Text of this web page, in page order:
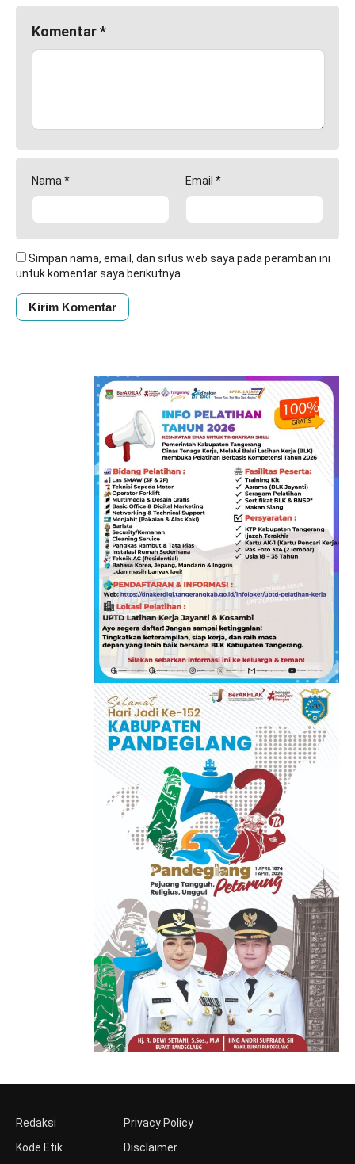
Komentar*
Nama * Email *
Simpan nama, email, dan situs web saya pada peramban ini
untuk komentar saya berikutnya.
Redaksi
Kode Etik
Privacy Policy
Disclaimer